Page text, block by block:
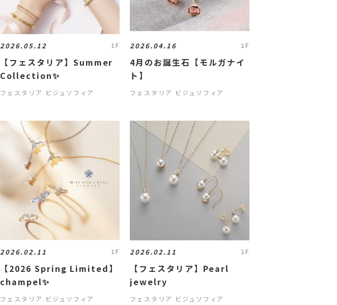
2026.05.12 1F
【フェスタリア】Summer
Collection✨
フェスタリア ビジュソフィア
2026.04.16 1F
4月のお誕生石【モルガナイ
ト】
フェスタリア ビジュソフィア
2026.02.11 1F
【2026 Spring Limited】
champel✨
フェスタリア ビジュソフィア
2026.02.11 1F
【フェスタリア】Pearl
jewelry
フェスタリア ビジュソフィア